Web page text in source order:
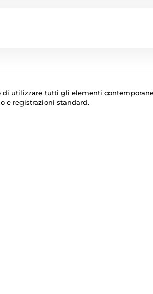
utilizzare tutti gli elementi
e registrazioni standard.